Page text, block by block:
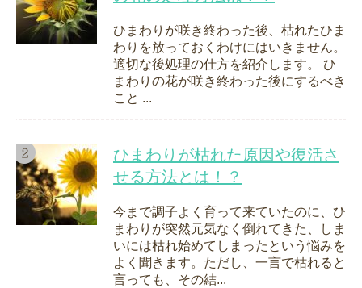
ひまわりが咲き終わった後、枯れたひま
わりを放っておくわけにはいきません。
適切な後処理の仕方を紹介します。 ひ
まわりの花が咲き終わった後にするべき
こと ...
ひまわりが枯れた原因や復活さ
せる方法とは！？
今まで調子よく育って来ていたのに、ひ
まわりが突然元気なく倒れてきた、しま
いには枯れ始めてしまったという悩みを
よく聞きます。ただし、一言で枯れると
言っても、その結...